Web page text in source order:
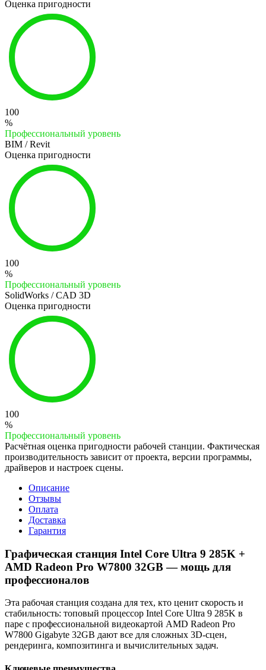
Оценка пригодности
100
%
Профессиональный уровень
BIM / Revit
Оценка пригодности
100
%
Профессиональный уровень
SolidWorks / CAD 3D
Оценка пригодности
100
%
Профессиональный уровень
Расчётная оценка пригодности рабочей станции. Фактическая
производительность зависит от проекта, версии программы,
драйверов и настроек сцены.
Описание
Отзывы
Оплата
Доставка
Гарантия
Графическая станция Intel Core Ultra 9 285K +
AMD Radeon Pro W7800 32GB — мощь для
профессионалов
Эта рабочая станция создана для тех, кто ценит скорость и
стабильность: топовый процессор Intel Core Ultra 9 285K в
паре с профессиональной видеокартой AMD Radeon Pro
W7800 Gigabyte 32GB дают все для сложных 3D-сцен,
рендеринга, композитинга и вычислительных задач.